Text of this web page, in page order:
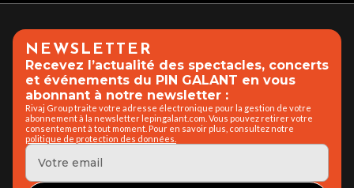
NEWSLETTER
Recevez l’actualité des spectacles, concerts
et événements du PIN GALANT en vous
abonnant à notre newsletter :
Rivaj Group traite votre adresse électronique pour la gestion de votre
abonnement à la newsletter lepingalant.com. Vous pouvez retirer votre
consentement à tout moment. Pour en savoir plus, consultez notre
politique de protection des données.